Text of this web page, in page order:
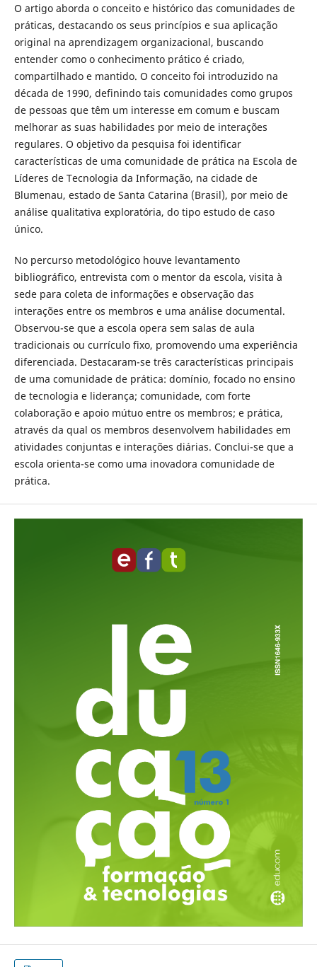
O artigo aborda o conceito e histórico das comunidades de
práticas, destacando os seus princípios e sua aplicação
original na aprendizagem organizacional, buscando
entender como o conhecimento prático é criado,
compartilhado e mantido. O conceito foi introduzido na
década de 1990, definindo tais comunidades como grupos
de pessoas que têm um interesse em comum e buscam
melhorar as suas habilidades por meio de interações
regulares. O objetivo da pesquisa foi identificar
características de uma comunidade de prática na Escola de
Líderes de Tecnologia da Informação, na cidade de
Blumenau, estado de Santa Catarina (Brasil), por meio de
análise qualitativa exploratória, do tipo estudo de caso
único.
No percurso metodológico houve levantamento
bibliográfico, entrevista com o mentor da escola, visita à
sede para coleta de informações e observação das
interações entre os membros e uma análise documental.
Observou-se que a escola opera sem salas de aula
tradicionais ou currículo fixo, promovendo uma experiência
diferenciada. Destacaram-se três características principais
de uma comunidade de prática: domínio, focado no ensino
de tecnologia e liderança; comunidade, com forte
colaboração e apoio mútuo entre os membros; e prática,
através da qual os membros desenvolvem habilidades em
atividades conjuntas e interações diárias. Conclui-se que a
escola orienta-se como uma inovadora comunidade de
prática.